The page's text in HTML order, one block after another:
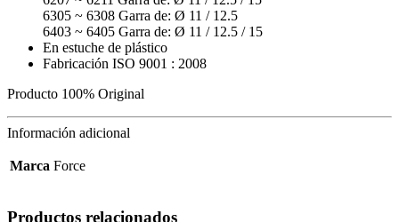
6305 ~ 6308 Garra de: Ø 11 / 12.5
6403 ~ 6405 Garra de: Ø 11 / 12.5 / 15
En estuche de plástico
Fabricación ISO 9001 : 2008
Producto 100% Original
Información adicional
Marca Force
Productos relacionados